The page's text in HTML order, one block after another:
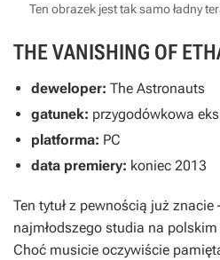
Ten obrazek jest tak samo ładny
THE VANISHING OF
deweloper: The Astronauts
gatunek: przygodówkowa
platforma: PC
data premiery: koniec 2013
Ten tytuł z pewnością już
najmłodszego studia na
Choć musicie oczywiście